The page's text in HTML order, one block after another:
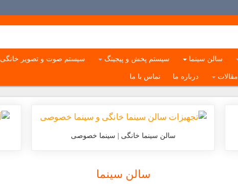
سالن سینما سیستم پخش و پیجینگ سیستم صوت و تصویر خانگی
مقالات درباره ما تماس با ما
سالن سینما خانگی | سینما خصوصی
سالن سینما